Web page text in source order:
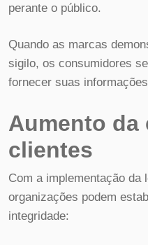
perante o público.
Quando as marcas
sigilo, os consumidores
fornecer suas
Aumento da
clientes
Com a implementação da
organizações podem
integridade: